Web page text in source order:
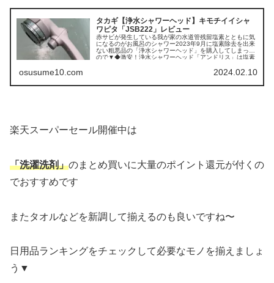
タカギ【浄水シャワーヘッド】キモチイイシャ
ワピタ「JSB222」レビュー
赤サビが発生している我が家の水道管残留塩素とともに気
になるのがお風呂のシャワー2023年9月に塩素除去を出来
ない粗悪品の「浄水シャワーヘッド」を購入してしまった
ので▼◆激安！浄水シャワーヘッド「アンドリス」は塩素
osusume10.com 2024.02.10
楽天スーパーセール開催中は
「洗濯洗剤」のまとめ買いに大量のポイント還元が付くの
でおすすめです
またタオルなどを新調して揃えるのも良いですね〜
日用品ランキングをチェックして必要なモノを揃えましょ
う▼